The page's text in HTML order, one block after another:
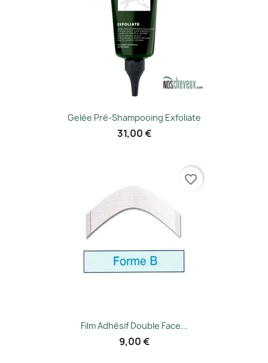
Gelée Pré-Shampooing Exfoliate
31,00 €
Film Adhésif Double Face...
9,00 €
favorite_border